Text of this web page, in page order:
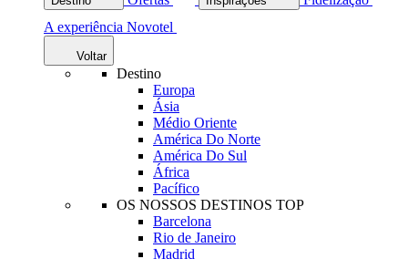
A experiência Novotel
Voltar
Destino
Europa
Ásia
Médio Oriente
América Do Norte
América Do Sul
África
Pacífico
OS NOSSOS DESTINOS TOP
Barcelona
Rio de Janeiro
Madrid